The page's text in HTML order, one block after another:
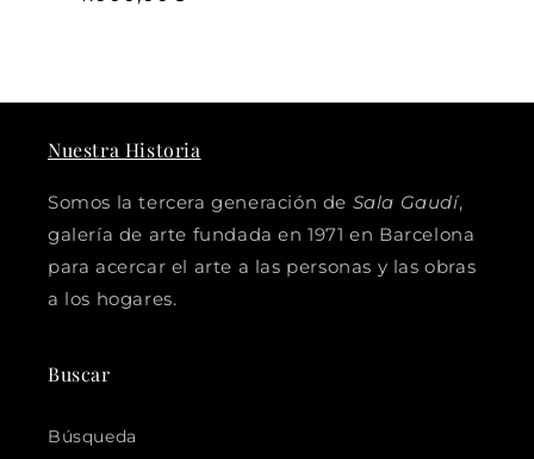
Nuestra Historia
Somos la tercera generación de Sala Gaudí,
galería de arte fundada en 1971 en Barcelona
para acercar el arte a las personas y las obras
a los hogares.
Buscar
Búsqueda